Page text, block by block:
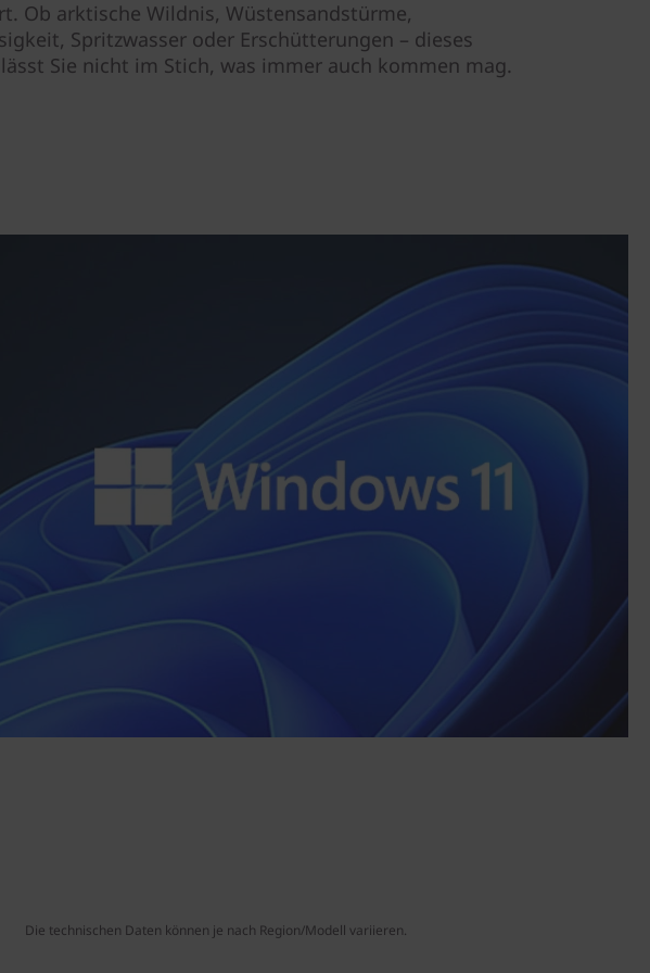
Ob arktische Wildnis, Wüstensandstürme,
Spritzwasser oder Erschütterungen – dieses
Sie nicht im Stich, was immer auch kommen mag.
Die technischen Daten können je nach Region/Modell variieren.